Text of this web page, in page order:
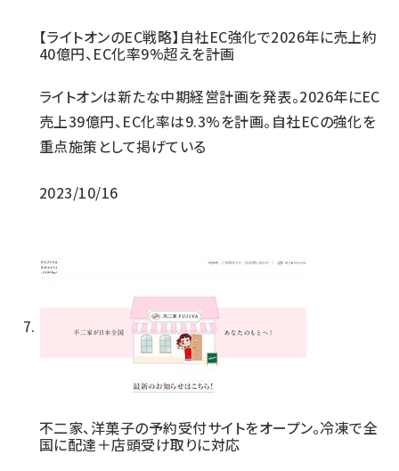
【ライトオンのEC戦略】自社EC強化で2026年に売上約
40億円、EC化率9%超えを計画
ライトオンは新たな中期経営計画を発表。2026年にEC
売上39億円、EC化率は9.3%を計画。自社ECの強化を
重点施策として掲げている
2023/10/16
不二家、洋菓子の予約受付サイトをオープン。冷凍で全
国に配達＋店頭受け取りに対応